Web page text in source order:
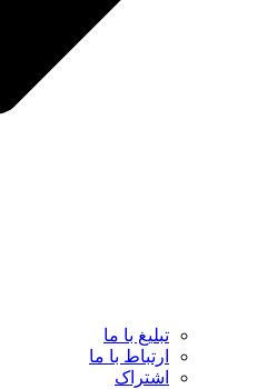
تبلیغ با ما
ارتباط با ما
اشتراک